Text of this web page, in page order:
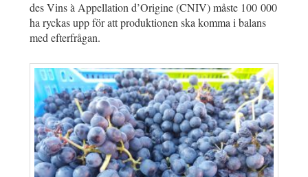
des Vins à Appellation d’Origine (CNIV) måste 100 000
ha ryckas upp för att produktionen ska komma i balans
med efterfrågan.